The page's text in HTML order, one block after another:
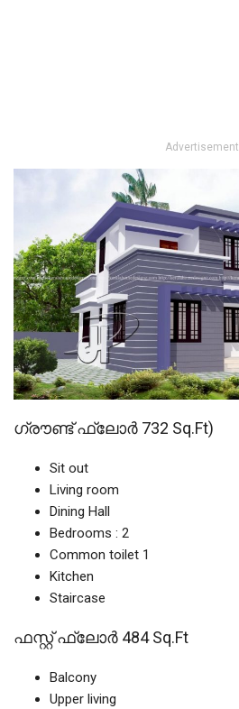
Advertisement
ഗ്രൗണ്ട് ഫ്ലോർ 732 Sq.Ft)
Sit out
Living room
Dining Hall
Bedrooms : 2
Common toilet 1
Kitchen
Staircase
ഫസ്റ്റ് ഫ്ലോർ 484 Sq.Ft
Balcony
Upper living